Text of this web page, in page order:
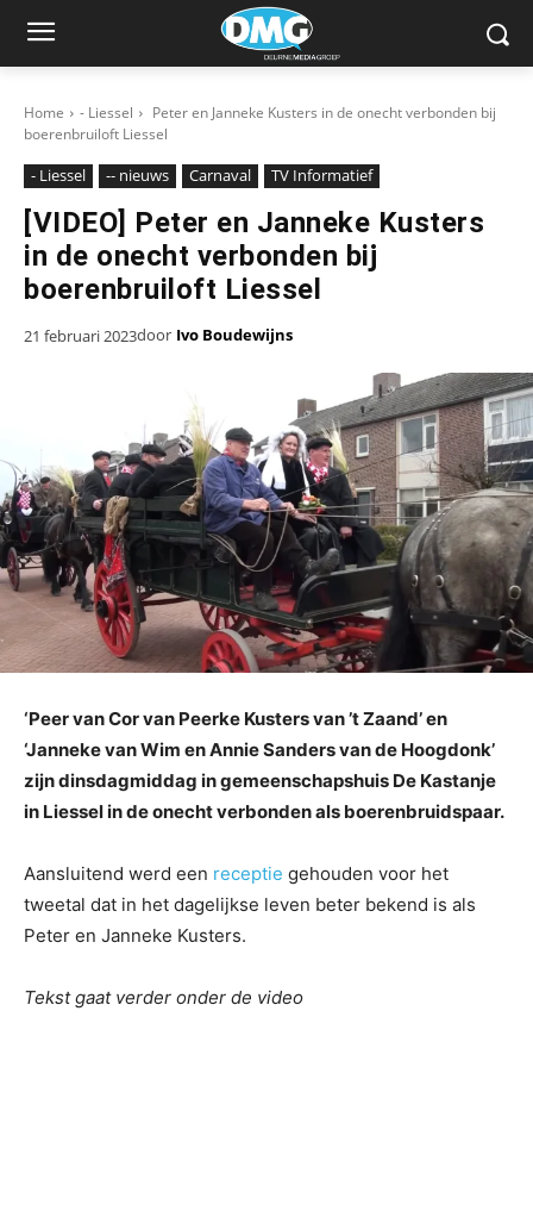
Home - Liessel
Peter en Janneke Kusters in de onecht verbonden bij
boerenbruiloft Liessel
- Liessel -- nieuws Carnaval TV Informatief
[VIDEO] Peter en Janneke Kusters
in de onecht verbonden bij
boerenbruiloft Liessel
21 februari 2023door Ivo Boudewijns
‘Peer van Cor van Peerke Kusters van ’t Zaand’ en
‘Janneke van Wim en Annie Sanders van de Hoogdonk’
zijn dinsdagmiddag in gemeenschapshuis De Kastanje
in Liessel in de onecht verbonden als boerenbruidspaar.
Aansluitend werd een receptie gehouden voor het
tweetal dat in het dagelijkse leven beter bekend is als
Peter en Janneke Kusters.
Tekst gaat verder onder de video